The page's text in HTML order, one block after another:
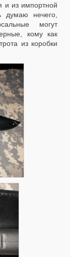
и из импортной
думаю нечего,
могут
кому как
из коробки